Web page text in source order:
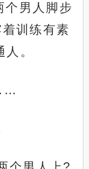
男人脚步
训练有素
。